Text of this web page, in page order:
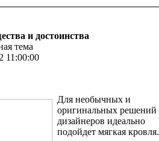
и достоинства
тема
11:00:00
Для необычных и
оригинальных решений
дизайнеров идеально
подойдет мягкая кровля.